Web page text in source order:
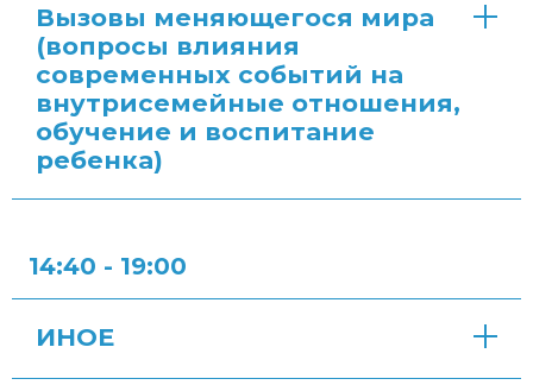
Вызовы меняющегося мира
(вопросы влияния
современных событий на
внутрисемейные отношения,
обучение и воспитание
ребенка)
14:40 - 19:00
ИНОЕ